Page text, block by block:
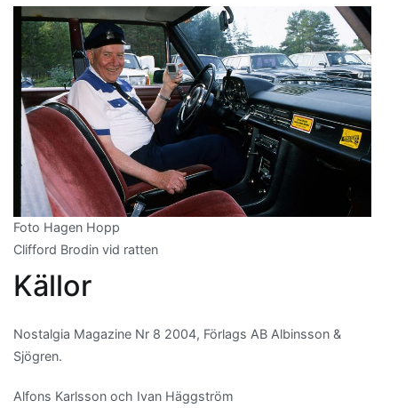
Foto Hagen Hopp
Clifford Brodin vid ratten
Källor
Nostalgia Magazine Nr 8 2004, Förlags AB Albinsson &
Sjögren.
Alfons Karlsson och Ivan Häggström